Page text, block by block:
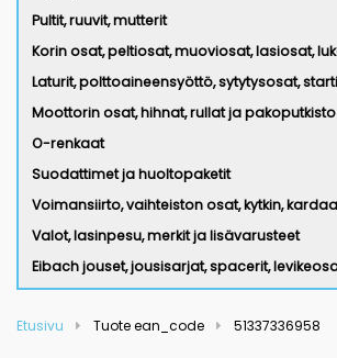
Pultit, ruuvit, mutterit
Korin osat, peltiosat, muoviosat, lasiosat,
Laturit, polttoaineensyöttö, sytytysosat,
Moottorin osat, hihnat, rullat ja pakoputkisto
O-renkaat
Suodattimet ja huoltopaketit
Voimansiirto, vaihteiston osat, kytkin,
Valot, lasinpesu, merkit ja lisävarusteet
Eibach jouset, jousisarjat, spacerit,
Etusivu Tuote ean_code 51337336958